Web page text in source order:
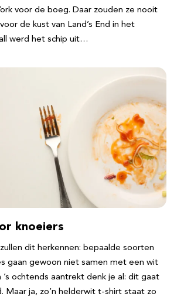
voor de boeg. Daar zouden ze nooit
de kust van Land’s End in het
werd het schip uit…
knoeiers
dit herkennen: bepaalde soorten
gaan gewoon niet samen met een wit
’s ochtends aantrekt denk je al: dit gaat
Maar ja, zo’n helderwit t-shirt staat zo